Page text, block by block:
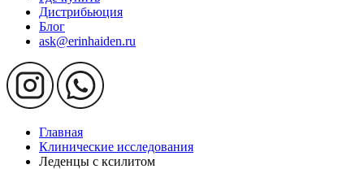
Дистрибьюция
Блог
ask@erinhaiden.ru
Главная
Клинические исследования
Леденцы с ксилитом